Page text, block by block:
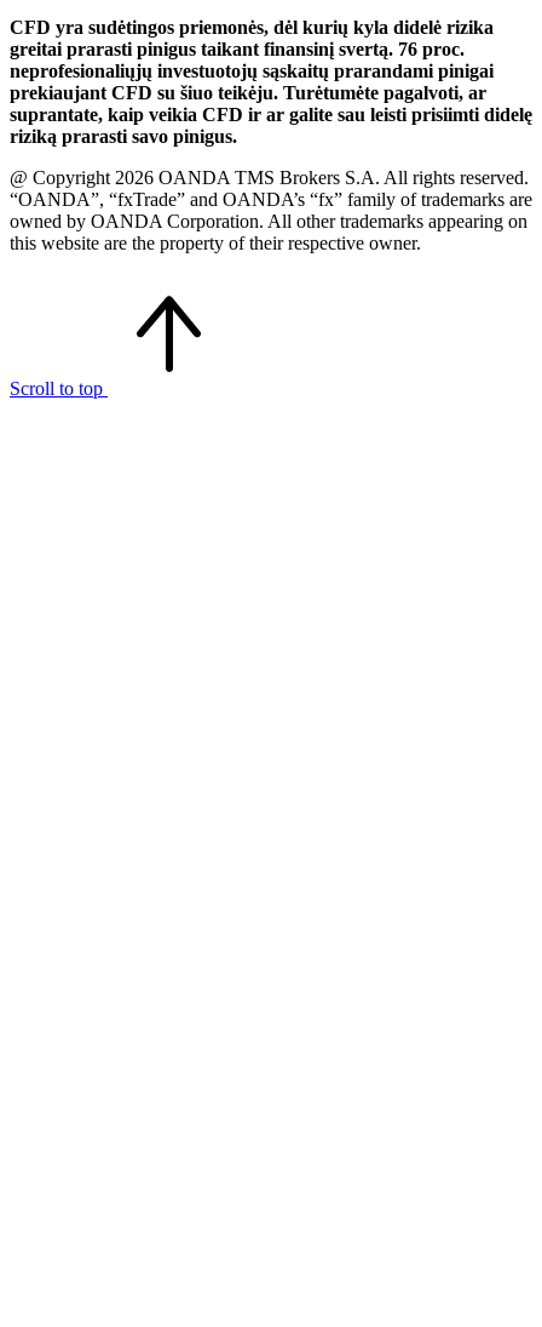
CFD yra sudėtingos priemonės, dėl kurių kyla didelė rizika
greitai prarasti pinigus taikant finansinį svertą. 76 proc.
neprofesionaliųjų investuotojų sąskaitų prarandami pinigai
prekiaujant CFD su šiuo teikėju. Turėtumėte pagalvoti, ar
suprantate, kaip veikia CFD ir ar galite sau leisti prisiimti didelę
riziką prarasti savo pinigus.
@ Copyright 2026 OANDA TMS Brokers S.A. All rights reserved.
“OANDA”, “fxTrade” and OANDA’s “fx” family of trademarks are
owned by OANDA Corporation. All other trademarks appearing on
this website are the property of their respective owner.
Scroll to top